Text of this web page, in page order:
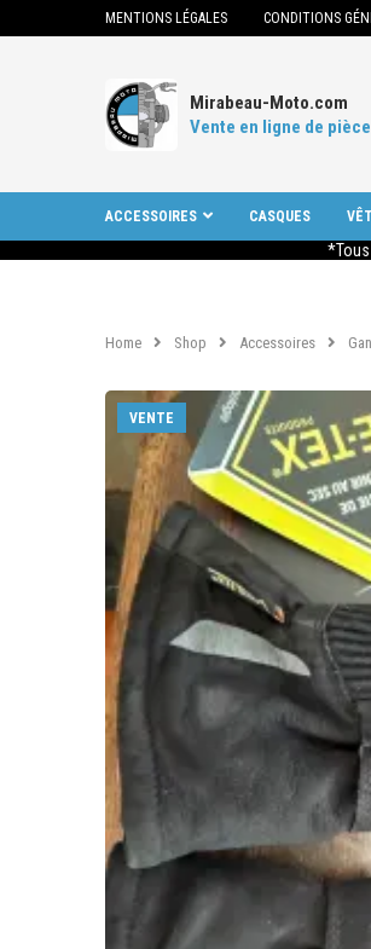
MENTIONS LÉGALES CONDITIONS
Mirabeau-Moto.com
Vente en ligne de
ACCESSOIRES CASQUES
*Tous
Home Shop Accessoires
VENTE